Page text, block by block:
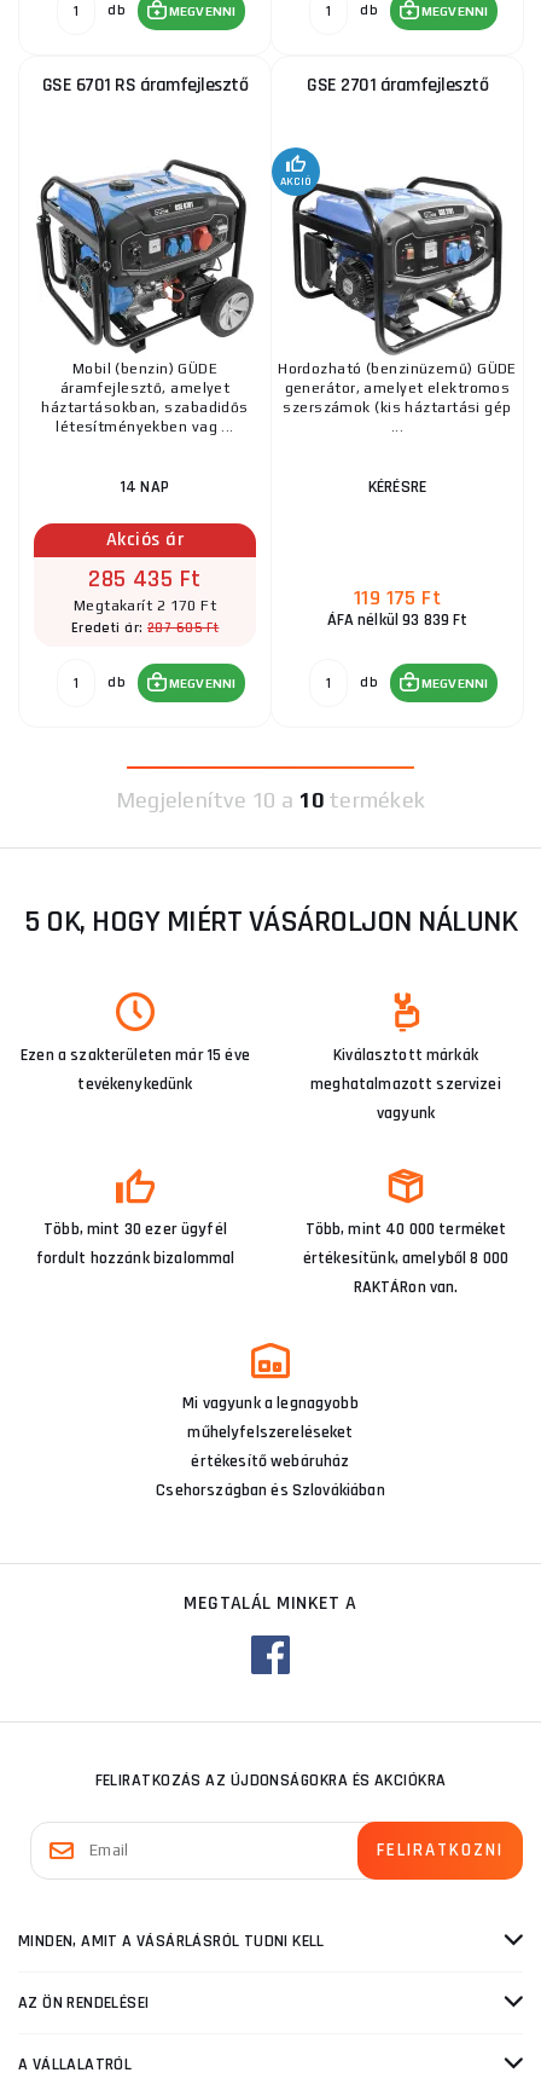
db MEGVENNI db MEGVENNI
GSE 6701 RS áramfejlesztő
Mobil (benzin) GÜDE
áramfejlesztő, amelyet
háztartásokban, szabadidős
létesítményekben vag ...
14 NAP
Akciós ár
285 435 Ft
Megtakarít 2 170 Ft
Eredeti ár: 287 605 Ft
db MEGVENNI
GSE 2701 áramfejlesztő
AKCIÓ
Hordozható (benzinüzemű) GÜDE
generátor, amelyet elektromos
szerszámok (kis háztartási gép
...
KÉRÉSRE
119 175 Ft
ÁFA nélkül 93 839 Ft
db MEGVENNI
Megjelenítve 10 a 10termékek
5 OK, HOGY MIÉRT VÁSÁROLJON NÁLUNK
Ezen a szakterületen már 15 éve
tevékenykedünk
Kiválasztott márkák
meghatalmazott szervizei
vagyunk
Több, mint 30 ezer ügyfél
fordult hozzánk bizalommal
Több, mint 40 000 terméket
értékesítünk, amelyből 8 000
RAKTÁRon van.
Mi vagyunk a legnagyobb
műhelyfelszereléseket
értékesítő webáruház
Csehországban és Szlovákiában
MEGTALÁL MINKET A
FELIRATKOZÁS AZ ÚJDONSÁGOKRA ÉS AKCIÓKRA
MINDEN, AMIT A VÁSÁRLÁSRÓL TUDNI KELL
AZ ÖN RENDELÉSEI
A VÁLLALATRÓL